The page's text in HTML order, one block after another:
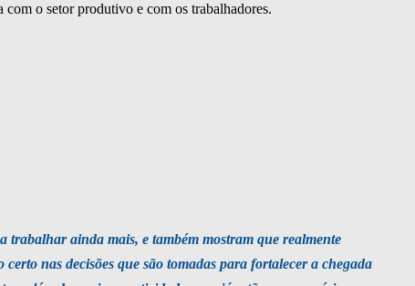
com o setor produtivo e com os trabalhadores.
trabalhar ainda mais, e também mostram que realmente
certo nas decisões que são tomadas para fortalecer a chegada